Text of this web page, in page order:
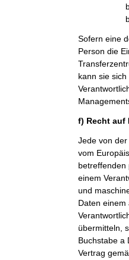
Sofern eine
Person die
kann sie
f) Recht auf
Jede von
vom
betreffenden
einem
und
Daten
übermitteln,
Buchstabe a
Vertrag